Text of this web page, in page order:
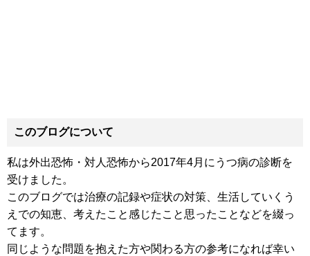
このブログについて
私は外出恐怖・対人恐怖から2017年4月にうつ病の診断を
受けました。
このブログでは治療の記録や症状の対策、生活していくう
えでの知恵、考えたこと感じたこと思ったことなどを綴っ
てます。
同じような問題を抱えた方や関わる方の参考になれば幸い